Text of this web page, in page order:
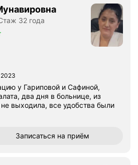
32 года
у Гариповой и Сафиной,
два дня в больнице, из
выходила, все удобства были
Записаться на приём